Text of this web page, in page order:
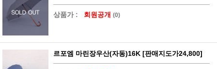
상품가 : 회원공개 (0)
르포엠 마린장우산(자동)16K [판매지도가24,800]